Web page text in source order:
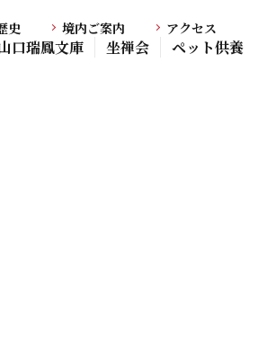
史 境内ご案内 アクセス
口瑞鳳文庫 坐禅会 ペット供養